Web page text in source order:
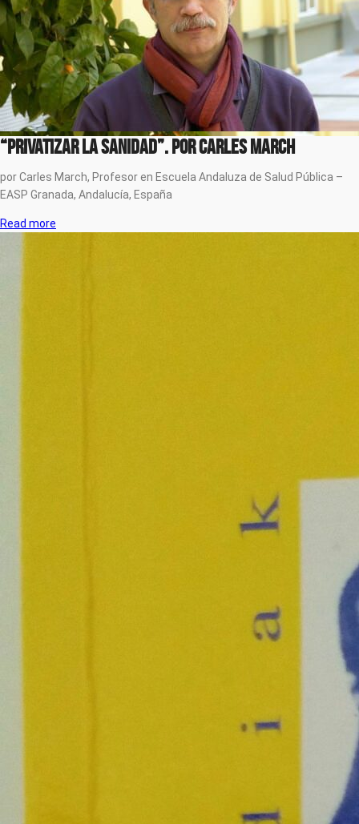
“Privatizar la Sanidad”. por Carles March
por Carles March, Profesor en Escuela Andaluza de Salud Pública –
EASP Granada, Andalucía, España
Read more